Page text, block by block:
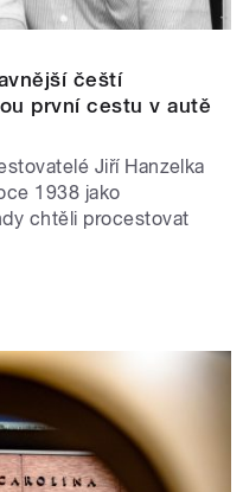
čeští
první cestu v autě
Jiří Hanzelka
1938 jako
chtěli procestovat